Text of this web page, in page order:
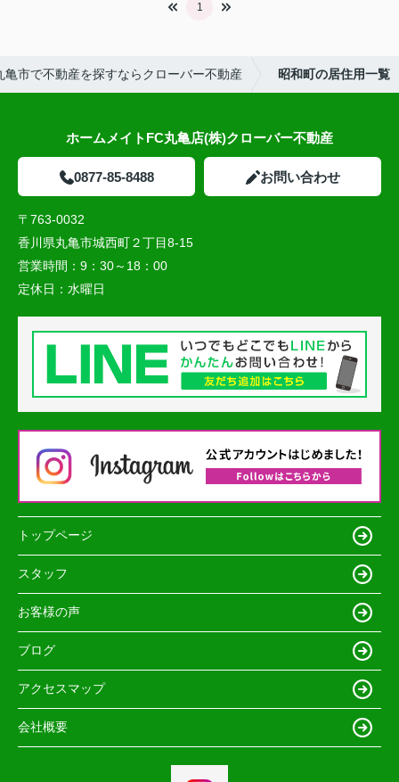
1
亀市で不動産を探すならクローバー不動産 昭和町の居住用一覧
ホームメイトFC丸亀店(株)クローバー不動産
0877-85-8488 お問い合わせ
〒763-0032
香川県丸亀市城西町２丁目8-15
営業時間： 9：30～18：00
定休日： 水曜日
トップページ
スタッフ
お客様の声
ブログ
アクセスマップ
会社概要